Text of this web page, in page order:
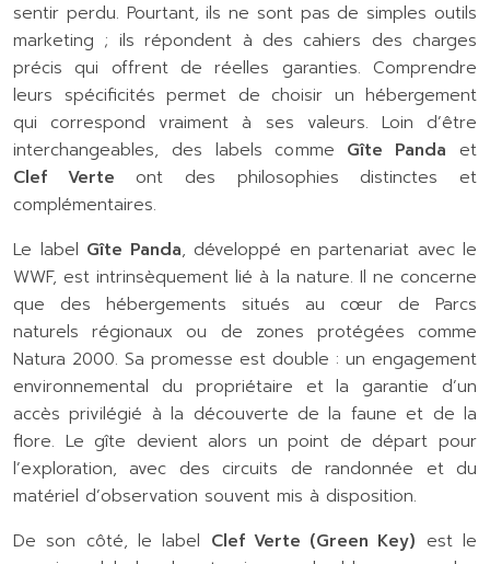
sentir perdu. Pourtant, ils ne sont pas de simples outils
marketing ; ils répondent à des cahiers des charges
précis qui offrent de réelles garanties. Comprendre
leurs spécificités permet de choisir un hébergement
qui correspond vraiment à ses valeurs. Loin d’être
interchangeables, des labels comme Gîte Panda et
Clef Verte ont des philosophies distinctes et
complémentaires.
Le label Gîte Panda, développé en partenariat avec le
WWF, est intrinsèquement lié à la nature. Il ne concerne
que des hébergements situés au cœur de Parcs
naturels régionaux ou de zones protégées comme
Natura 2000. Sa promesse est double : un engagement
environnemental du propriétaire et la garantie d’un
accès privilégié à la découverte de la faune et de la
flore. Le gîte devient alors un point de départ pour
l’exploration, avec des circuits de randonnée et du
matériel d’observation souvent mis à disposition.
De son côté, le label Clef Verte (Green Key) est le